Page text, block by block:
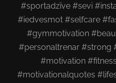
#sportadzīve #sevi
#iedvesmot #selfcare
#gymmotivation
#personaltrenar #strong
#motivation
#motivationalquotes